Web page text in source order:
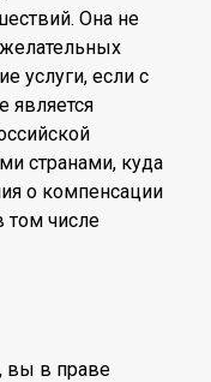
Она не
услуги, если с
является
странами, куда
о компенсации
том числе
вы в праве